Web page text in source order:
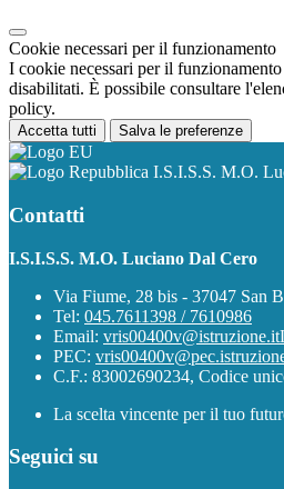
Cookie necessari per il funzionamento
I cookie necessari per il funzionamento
disabilitati. È possibile consultare
policy.
Accetta tutti Salva le preferenze
I.S.I.S.S. M.O.
Contatti
I.S.I.S.S. M.O. Luciano Dal Cero
Via Fiume, 28 bis - 37047 San
Tel: 045.7611398 / 7610986
Email: vris00400v@istruzione.it
PEC:
C.F.: 83002690234, Codice
La scelta vincente per il tuo
Seguici su